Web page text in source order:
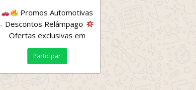
Promos Automotivas
- Descontos Relâmpago
Ofertas exclusivas em
peças, acessórios e
produtos...
Participar